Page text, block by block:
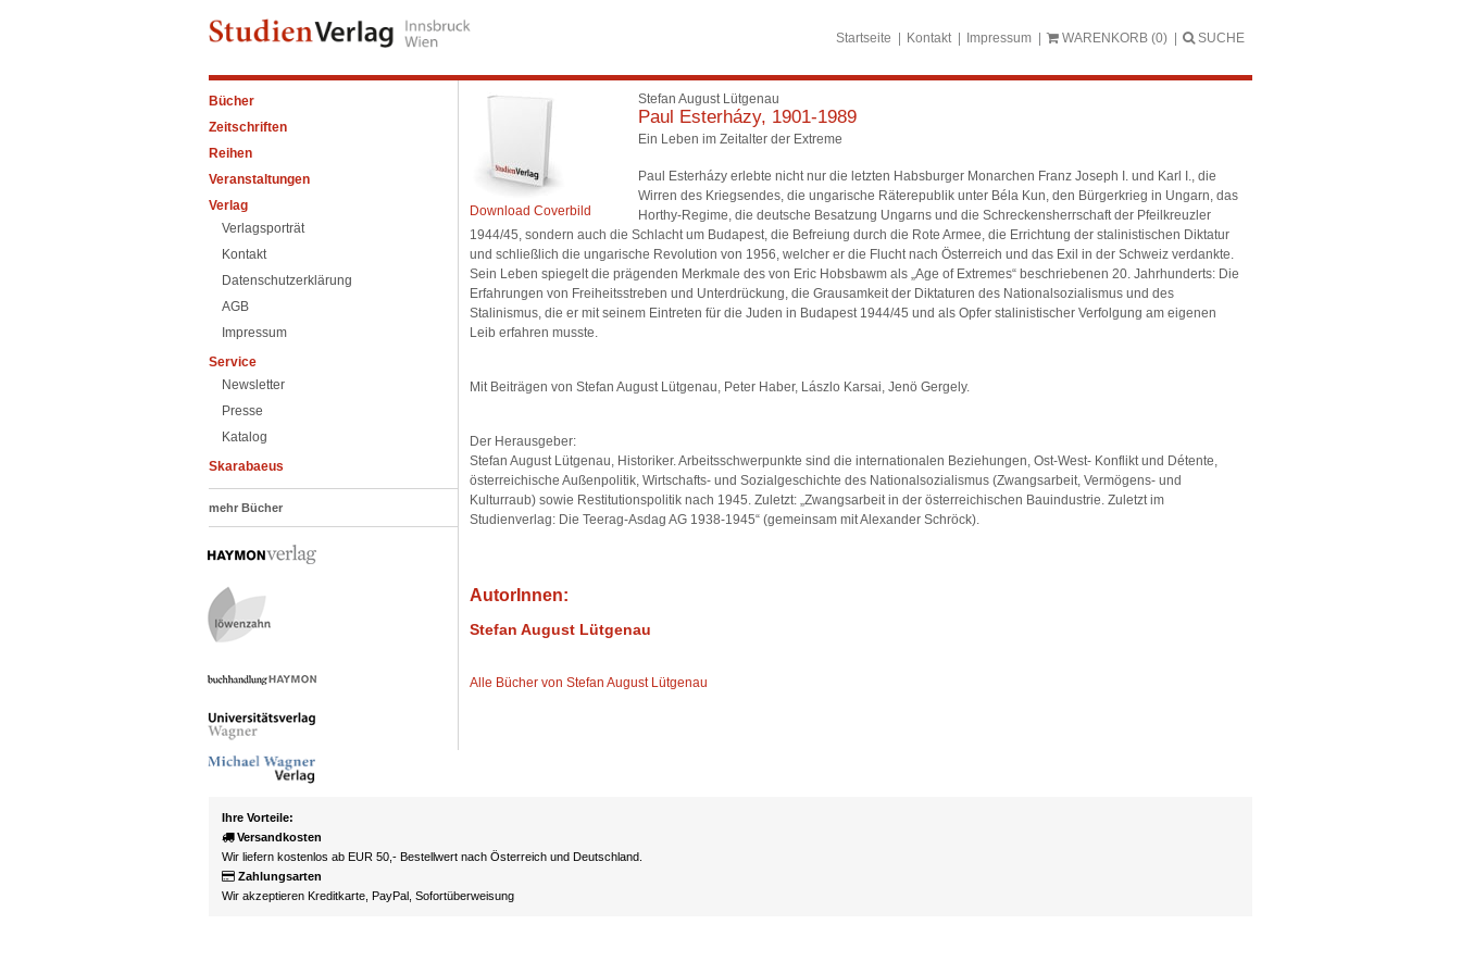
Startseite Kontakt Impressum WARENKORB (0) SUCHE
Bücher
Zeitschriften
Reihen
Veranstaltungen
Verlag
Verlagsporträt
Kontakt
Datenschutzerklärung
AGB
Impressum
Service
Newsletter
Presse
Katalog
Skarabaeus
mehr Bücher
Download Coverbild
Stefan August Lütgenau
Paul Esterházy, 1901-1989
Ein Leben im Zeitalter der Extreme
Paul Esterházy erlebte nicht nur die letzten Habsburger Monarchen Franz Joseph I. und Karl I., die
Wirren des Kriegsendes, die ungarische Räterepublik unter Béla Kun, den Bürgerkrieg in Ungarn, das
Horthy-Regime, die deutsche Besatzung Ungarns und die Schreckensherrschaft der Pfeilkreuzler
1944/45, sondern auch die Schlacht um Budapest, die Befreiung durch die Rote Armee, die Errichtung der stalinistischen Diktatur
und schließlich die ungarische Revolution von 1956, welcher er die Flucht nach Österreich und das Exil in der Schweiz verdankte.
Sein Leben spiegelt die prägenden Merkmale des von Eric Hobsbawm als „Age of Extremes“ beschriebenen 20. Jahrhunderts: Die
Erfahrungen von Freiheitsstreben und Unterdrückung, die Grausamkeit der Diktaturen des Nationalsozialismus und des
Stalinismus, die er mit seinem Eintreten für die Juden in Budapest 1944/45 und als Opfer stalinistischer Verfolgung am eigenen
Leib erfahren musste.
Mit Beiträgen von Stefan August Lütgenau, Peter Haber, Lászlo Karsai, Jenö Gergely.
Der Herausgeber:
Stefan August Lütgenau, Historiker. Arbeitsschwerpunkte sind die internationalen Beziehungen, Ost-West- Konflikt und Détente,
österreichische Außenpolitik, Wirtschafts- und Sozialgeschichte des Nationalsozialismus (Zwangsarbeit, Vermögens- und
Kulturraub) sowie Restitutionspolitik nach 1945. Zuletzt: „Zwangsarbeit in der österreichischen Bauindustrie. Zuletzt im
Studienverlag: Die Teerag-Asdag AG 1938-1945“ (gemeinsam mit Alexander Schröck).
AutorInnen:
Stefan August Lütgenau
Alle Bücher von Stefan August Lütgenau
Ihre Vorteile:
Versandkosten
Wir liefern kostenlos ab EUR 50,- Bestellwert nach Österreich und Deutschland.
Zahlungsarten
Wir akzeptieren Kreditkarte, PayPal, Sofortüberweisung